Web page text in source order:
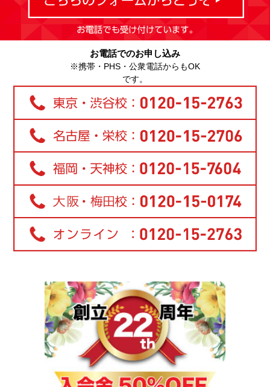
お電話でのお申し込み
※携帯・PHS・公衆電話からもOK
です。